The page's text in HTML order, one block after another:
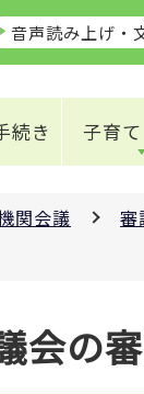
音声読み上げ・
続き 子育
関会議
審
会の